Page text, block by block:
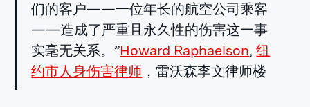
们的客户——一位年长的航空公司乘客
——造成了严重且永久性的伤害这一事
实毫无关系。”Howard Raphaelson,纽
约市人身伤害律师 ，雷沃森李文律师楼